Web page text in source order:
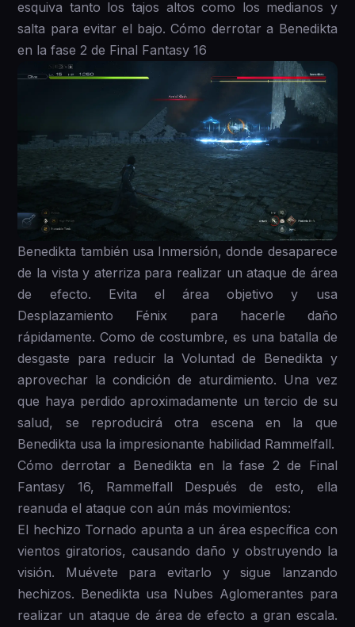
esquiva tanto los tajos altos como los medianos y
salta para evitar el bajo. Cómo derrotar a Benedikta
en la fase 2 de Final Fantasy 16
Benedikta también usa Inmersión, donde desaparece
de la vista y aterriza para realizar un ataque de área
de efecto. Evita el área objetivo y usa
Desplazamiento Fénix para hacerle daño
rápidamente. Como de costumbre, es una batalla de
desgaste para reducir la Voluntad de Benedikta y
aprovechar la condición de aturdimiento. Una vez
que haya perdido aproximadamente un tercio de su
salud, se reproducirá otra escena en la que
Benedikta usa la impresionante habilidad Rammelfall.
Cómo derrotar a Benedikta en la fase 2 de Final
Fantasy 16, Rammelfall Después de esto, ella
reanuda el ataque con aún más movimientos:
El hechizo Tornado apunta a un área específica con
vientos giratorios, causando daño y obstruyendo la
visión. Muévete para evitarlo y sigue lanzando
hechizos. Benedikta usa Nubes Aglomerantes para
realizar un ataque de área de efecto a gran escala.